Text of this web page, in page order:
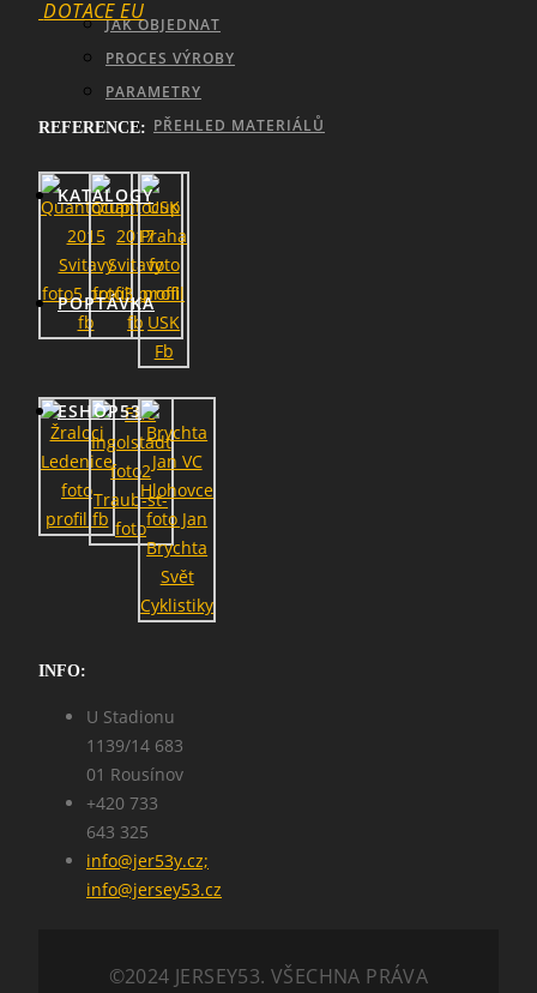
JAK OBJEDNAT
PROCES VÝROBY
PARAMETRY
PŘEHLED MATERIÁLŮ
KATALOGY
POPTÁVKA
ESHOP53
DOTACE EU
REFERENCE:
INFO:
U Stadionu
1139/14 683
01 Rousínov
+420 733
643 325
info@jer53y.cz;
info@jersey53.cz
©2024 JERSEY53. VŠECHNA PRÁVA